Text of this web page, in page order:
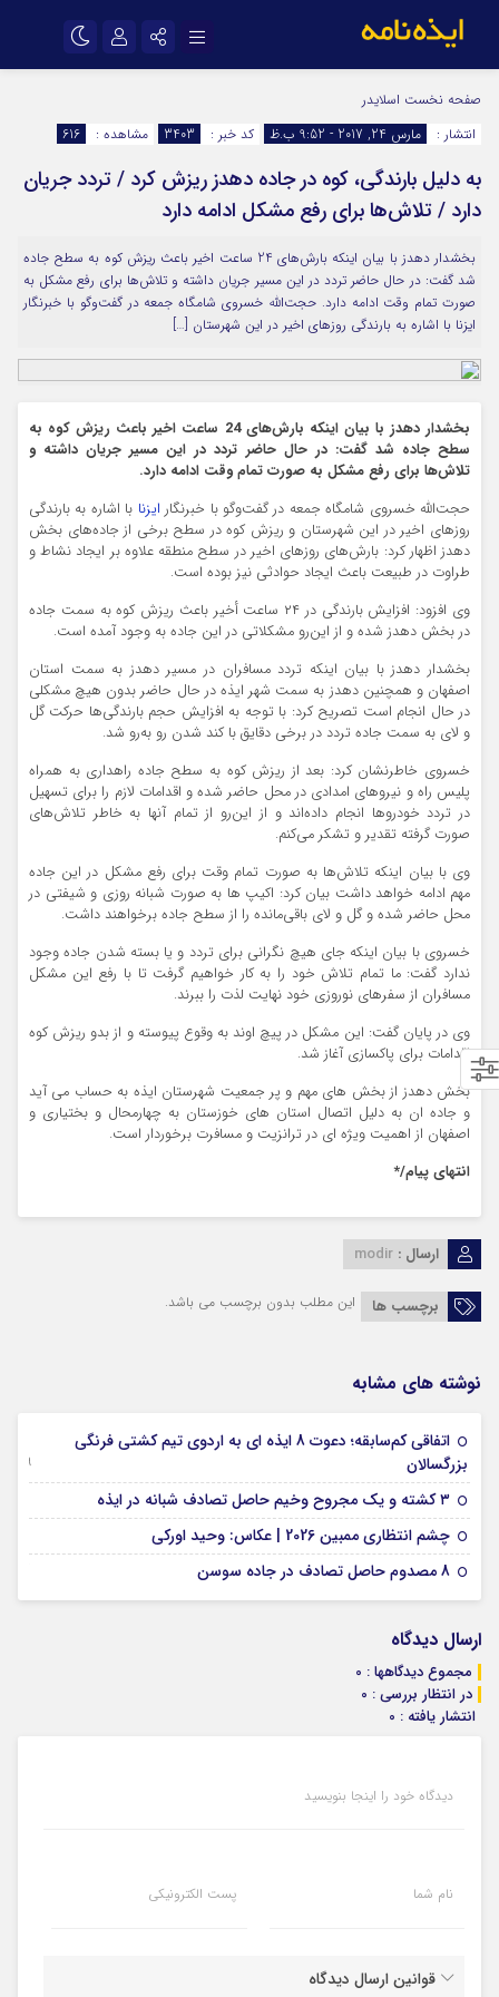
اینستاگرام
سروش
ایتا
آپارات
اپلیکیشن رمز عبور
مرا به خاطر بسپار
صفحه نخست اسلایدر
انتشار :
مارس 24, 2017 - 9:52 ب.ظ کد خبر : 3403 مشاهده : 616
به دلیل بارندگی، کوه در جاده دهدز ریزش کرد / تردد جریان
دارد / تلاش‌ها برای رفع مشکل ادامه دارد
بخشدار دهدز با بیان اینکه بارش‌های 24 ساعت اخیر باعث ریزش کوه به سطح جاده
شد گفت: در حال حاضر تردد در این مسیر جریان داشته و تلاش‌ها برای رفع مشکل به
صورت تمام وقت ادامه دارد. حجت‌الله خسروی شامگاه جمعه در گفت‌و‌گو با خبرنگار
ایزنا با اشاره به بارندگی روزهای اخیر در این شهرستان […]
بخشدار دهدز با بیان اینکه بارش‌های 24 ساعت اخیر باعث ریزش کوه به
سطح جاده شد گفت: در حال حاضر تردد در این مسیر جریان داشته و
تلاش‌ها برای رفع مشکل به صورت تمام وقت ادامه دارد.
حجت‌الله خسروی شامگاه جمعه در گفت‌و‌گو با خبرنگارایزنا با اشاره به بارندگی
روزهای اخیر در این شهرستان و ریزش کوه در سطح برخی از جاده‌های بخش
دهدز اظهار کرد: بارش‌های روزهای اخیر در سطح منطقه علاوه بر ایجاد نشاط و
طراوت در طبیعت باعث ایجاد حوادثی نیز بوده است.
وی افزود: افزایش بارندگی در ۲۴ ساعت أخیر باعث ریزش کوه به سمت جاده
در بخش دهدز شده و از این‌رو مشکلاتی در این جاده به وجود آمده است.
بخشدار دهدز با بیان اینکه تردد مسافران در مسیر دهدز به سمت استان
اصفهان و همچنین دهدز به سمت شهر ایذه در حال حاضر بدون هیچ مشکلی
در حال انجام است تصریح کرد: با توجه به افزایش حجم بارندگی‌ها حرکت گل
و لای به سمت جاده تردد در برخی دقایق با کند شدن رو به‌رو شد.
خسروی خاطرنشان کرد: بعد از ریزش کوه به سطح جاده راهداری به همراه
پلیس راه و نیروهای امدادی در محل حاضر شده و اقدامات لازم را برای تسهیل
در تردد خودروها انجام داده‌اند و از این‌رو از تمام آنها به خاطر تلاش‌های
صورت گرفته تقدیر و تشکر می‌کنم.
وی با بیان اینکه تلاش‌ها به صورت تمام وقت برای رفع مشکل در این جاده
مهم ادامه خواهد داشت بیان کرد: اکیپ ها به صورت شبانه روزی و شیفتی در
محل حاضر شده و گل و لای باقی‌مانده را از سطح جاده برخواهند داشت.
خسروی با بیان اینکه جای هیچ نگرانی برای تردد و یا بسته شدن جاده وجود
ندارد گفت: ما تمام تلاش خود را به کار خواهیم گرفت تا با رفع این مشکل
مسافران از سفرهای نوروزی خود نهایت لذت را ببرند.
وی در پایان گفت: این مشکل در پیچ اوند به وقوع پیوسته و از بدو ریزش کوه
اقدامات برای پاکسازی آغاز شد.
بخش دهدز از بخش های مهم و پر جمعیت شهرستان ایذه به حساب می آید
و جاده ان به دلیل اتصال استان های خوزستان به چهارمحال و بختیاری و
اصفهان از اهمیت ویژه ای در ترانزیت و مسافرت برخوردار است.
انتهای پیام/*
ارسال : modir
برچسب ها این مطلب بدون برچسب می باشد.
نوشته های مشابه
اتفاقی کم‌سابقه؛ دعوت 8 ایذه ای به اردوی تیم کشتی فرنگی
بزرگسالان
09 جولای 2026
۳ کشته و یک مجروح وخیم حاصل تصادف شبانه در ایذه
چشم انتظاری ممبین 2026 | عکاس: وحید اورکی
8 مصدوم حاصل تصادف در جاده سوسن
ارسال دیدگاه
مجموع دیدگاهها : 0
در انتظار بررسی : 0
انتشار یافته : 0
دیدگاه خود را اینجا بنویسید
نام شما پست الکترونیکی
قوانین ارسال دیدگاه